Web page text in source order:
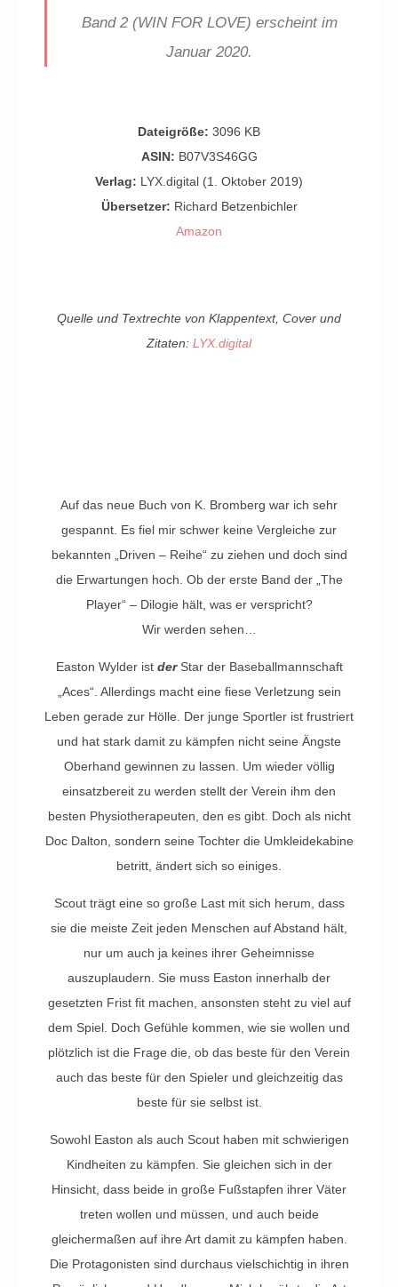
Band 2 (WIN FOR LOVE) erscheint im
Januar 2020.
Dateigröße: 3096 KB
ASIN: B07V3S46GG
Verlag: LYX.digital (1. Oktober 2019)
Übersetzer: Richard Betzenbichler
Amazon
Quelle und Textrechte von Klappentext, Cover und
Zitaten: LYX.digital
Auf das neue Buch von K. Bromberg war ich sehr
gespannt. Es fiel mir schwer keine Vergleiche zur
bekannten „Driven – Reihe“ zu ziehen und doch sind
die Erwartungen hoch. Ob der erste Band der „The
Player“ – Dilogie hält, was er verspricht?
Wir werden sehen…
Easton Wylder ist der Star der Baseballmannschaft
„Aces“. Allerdings macht eine fiese Verletzung sein
Leben gerade zur Hölle. Der junge Sportler ist frustriert
und hat stark damit zu kämpfen nicht seine Ängste
Oberhand gewinnen zu lassen. Um wieder völlig
einsatzbereit zu werden stellt der Verein ihm den
besten Physiotherapeuten, den es gibt. Doch als nicht
Doc Dalton, sondern seine Tochter die Umkleidekabine
betritt, ändert sich so einiges.
Scout trägt eine so große Last mit sich herum, dass
sie die meiste Zeit jeden Menschen auf Abstand hält,
nur um auch ja keines ihrer Geheimnisse
auszuplaudern. Sie muss Easton innerhalb der
gesetzten Frist fit machen, ansonsten steht zu viel auf
dem Spiel. Doch Gefühle kommen, wie sie wollen und
plötzlich ist die Frage die, ob das beste für den Verein
auch das beste für den Spieler und gleichzeitig das
beste für sie selbst ist.
Sowohl Easton als auch Scout haben mit schwierigen
Kindheiten zu kämpfen. Sie gleichen sich in der
Hinsicht, dass beide in große Fußstapfen ihrer Väter
treten wollen und müssen, und auch beide
gleichermaßen auf ihre Art damit zu kämpfen haben.
Die Protagonisten sind durchaus vielschichtig in ihren